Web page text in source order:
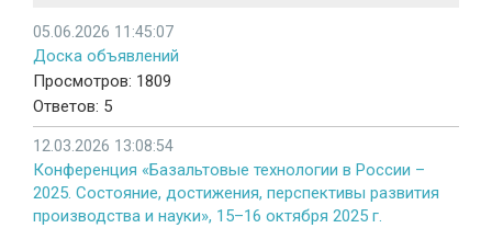
05.06.2026 11:45:07
Доска объявлений
Просмотров: 1809
Ответов: 5
12.03.2026 13:08:54
Конференция «Базальтовые технологии в России –
2025. Состояние, достижения, перспективы развития
производства и науки», 15–16 октября 2025 г.